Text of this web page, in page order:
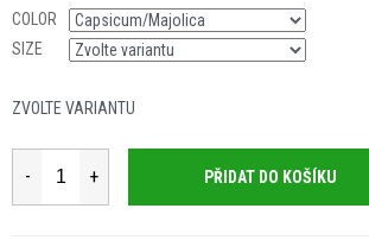
cena:
COLOR
SIZE
ZVOLTE VARIANTU
PŘIDAT DO KOŠÍKU